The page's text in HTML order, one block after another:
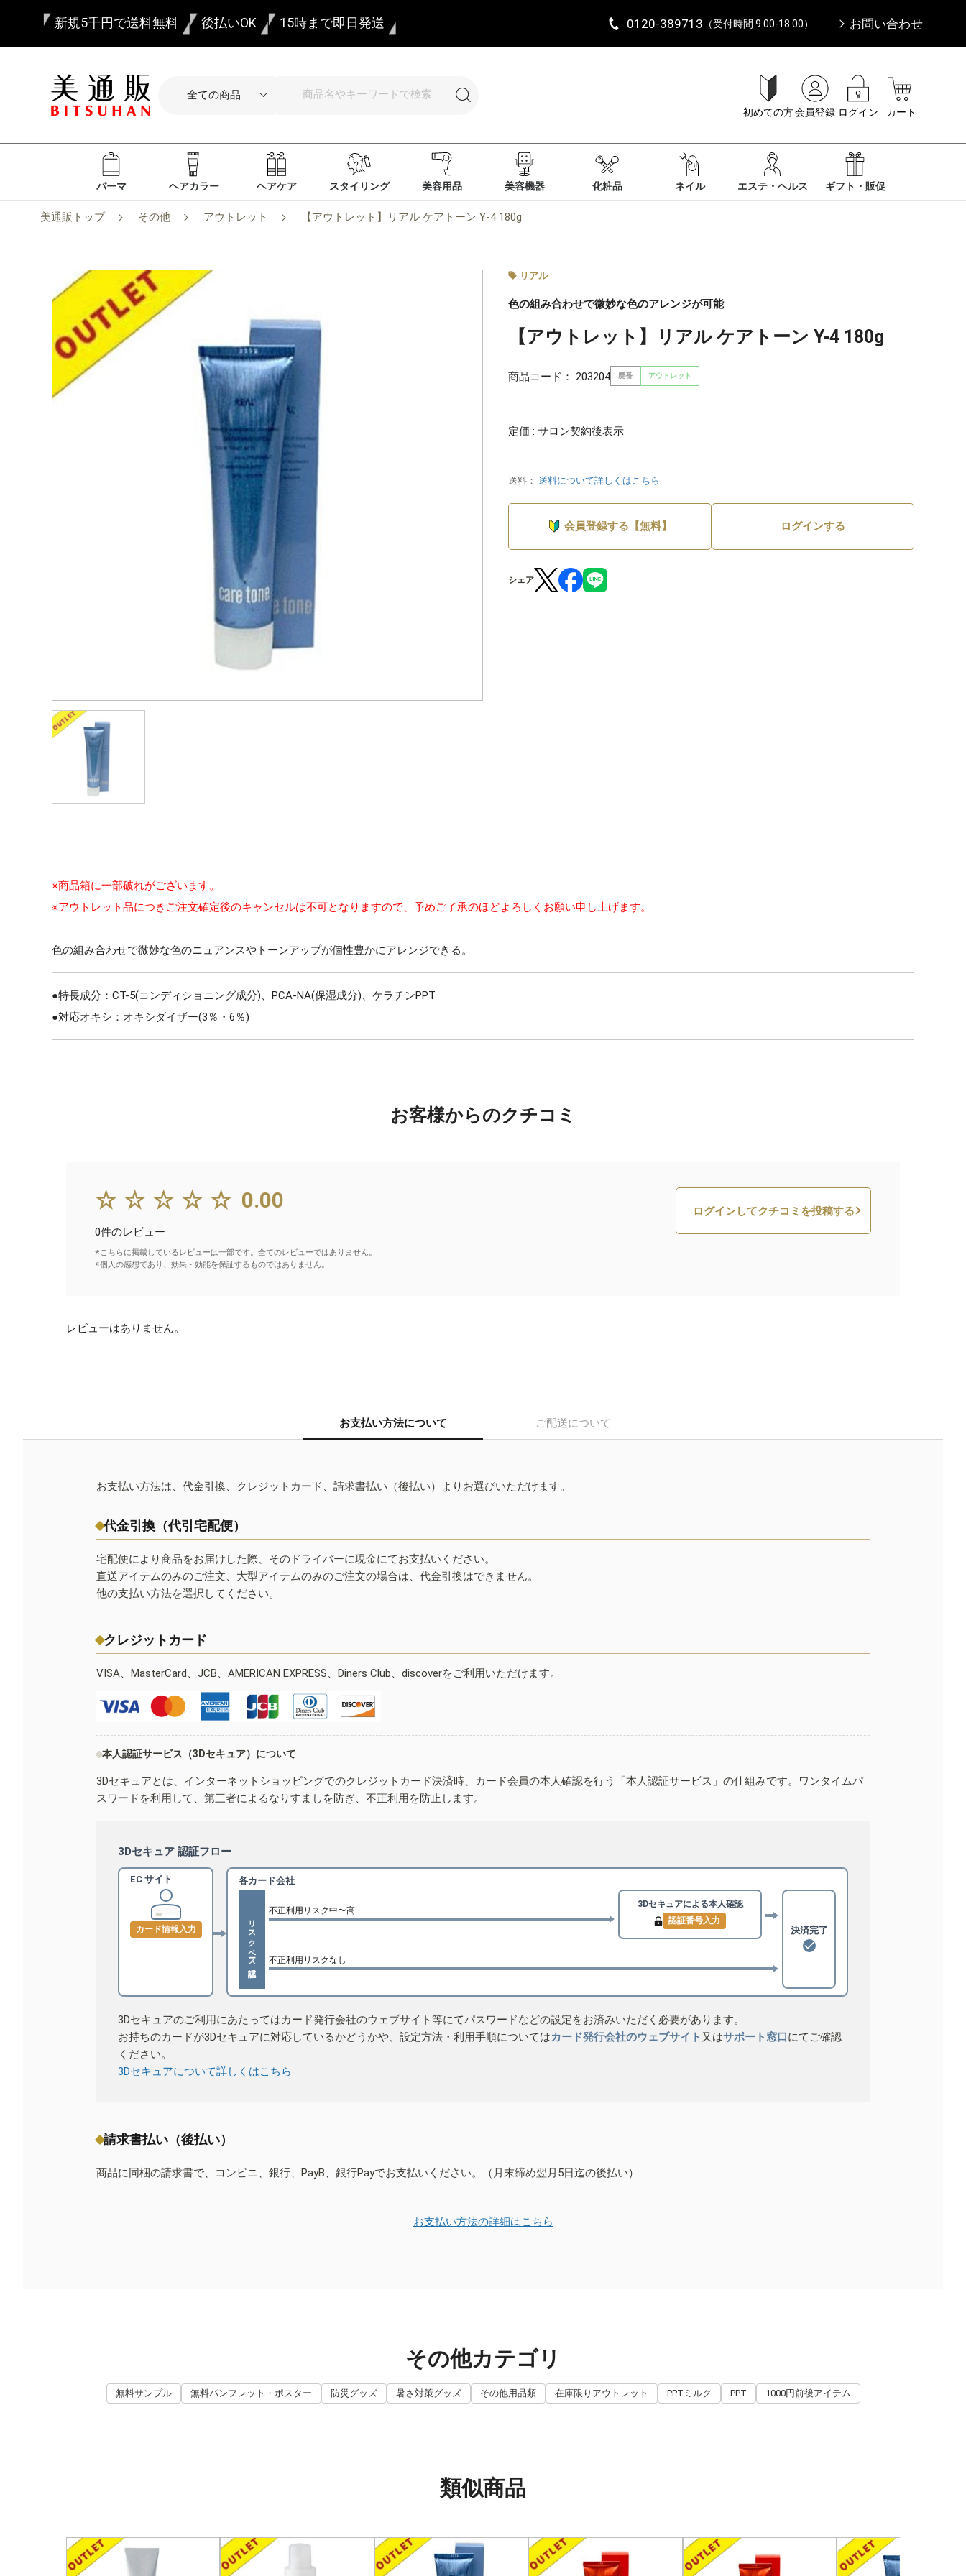
新規5千円で送料無料 後払いOK 15時まで即日発送 0120-389713 （受付時間 9:00-18:00） お問い合わせ
初めての方会員登録 ログイン カート
パーマ ヘアカラー ヘアケア スタイリング 美容用品 美容機器 化粧品 ネイル エステ・ヘルス ギフト・販促
美通販トップ その他 アウトレット 【アウトレット】リアル ケアトーン Y-4 180g
リアル
色の組み合わせで微妙な色のアレンジが可能
【アウトレット】リアル ケアトーン Y-4 180g
商品コード： 203204 廃番 アウトレット
定価 : サロン契約後表示
送料： 送料について詳しくはこちら
会員登録する【無料】 ログインする
シェア
※商品箱に一部破れがございます。
※アウトレット品につきご注文確定後のキャンセルは不可となりますので、予めご了承のほどよろしくお願い申し上げます。
色の組み合わせで微妙な色のニュアンスやトーンアップが個性豊かにアレンジできる。
●特長成分：CT-5(コンディショニング成分)、PCA-NA(保湿成分)、ケラチンPPT
●対応オキシ：オキシダイザー(3％・6％)
お客様からのクチコミ
☆☆☆☆☆ 0.00
0件のレビュー
※こちらに掲載しているレビューは一部です。全てのレビューではありません。
※個人の感想であり、効果・効能を保証するものではありません。
ログインしてクチコミを投稿する
レビューはありません。
お支払い方法について ご配送について
お支払い方法は、代金引換、クレジットカード、請求書払い（後払い）よりお選びいただけます。
代金引換（代引宅配便）
宅配便により商品をお届けした際、そのドライバーに現金にてお支払いください。
直送アイテムのみのご注文、大型アイテムのみのご注文の場合は、代金引換はできません。
他の支払い方法を選択してください。
クレジットカード
VISA、MasterCard、JCB、AMERICAN EXPRESS、Diners Club、discoverをご利用いただけます。
本人認証サービス（3Dセキュア）について
3Dセキュアとは、インターネットショッピングでのクレジットカード決済時、カード会員の本人確認を行う「本人認証サービス」の仕組みです。ワンタイムパ
スワードを利用して、第三者によるなりすましを防ぎ、不正利用を防止します。
3Dセキュア 認証フロー
EC サイト
カード情報入力
各カード会社
リスクベース認証
不正利用リスク中〜高
3Dセキュアによる本人確認
認証番号入力
不正利用リスクなし
決済完了
3Dセキュアのご利用にあたってはカード発行会社のウェブサイト等にてパスワードなどの設定をお済みいただく必要があります。
お持ちのカードが3Dセキュアに対応しているかどうかや、設定方法・利用手順についてはカード発行会社のウェブサイト 又はサポート窓口にてご確認
ください。
3Dセキュアについて詳しくはこちら
請求書払い（後払い）
商品に同梱の請求書で、コンビニ、銀行、PayB、銀行Payでお支払いください。（月末締め翌月5日迄の後払い）
お支払い方法の詳細はこちら
その他カテゴリ
無料サンプル 無料パンフレット・ポスター 防災グッズ 暑さ対策グッズ その他用品類 在庫限りアウトレット PPTミルク PPT 1000円前後アイテム
類似商品